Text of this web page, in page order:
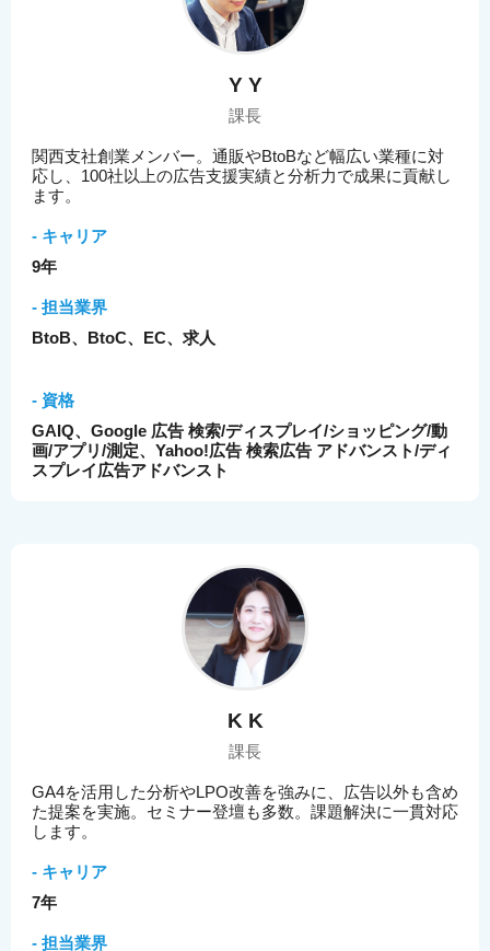
Y Y
課長
関西支社創業メンバー。通販やBtoBなど幅広い業種に対
応し、100社以上の広告支援実績と分析力で成果に貢献し
ます。
- キャリア
9年
- 担当業界
BtoB、BtoC、EC、求人
- 資格
GAIQ、Google 広告 検索/ディスプレイ/ショッピング/動
画/アプリ/測定、Yahoo!広告 検索広告 アドバンスト/ディ
スプレイ広告アドバンスト
K K
課長
GA4を活用した分析やLPO改善を強みに、広告以外も含め
た提案を実施。セミナー登壇も多数。課題解決に一貫対応
します。
- キャリア
7年
- 担当業界